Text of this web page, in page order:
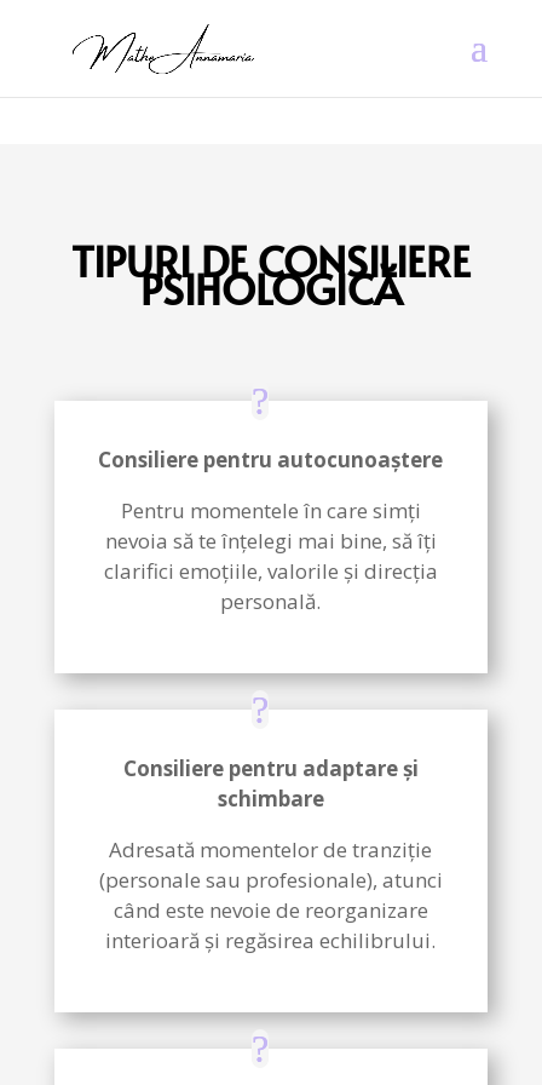
TIPURI DE CONSILIERE
PSIHOLOGICĂ
Consiliere pentru autocunoaștere
Pentru momentele în care simți
nevoia să te înțelegi mai bine, să îți
clarifici emoțiile, valorile și direcția
personală.
Consiliere pentru adaptare și
schimbare
Adresată momentelor de tranziție
(personale sau profesionale), atunci
când este nevoie de reorganizare
interioară și regăsirea echilibrului.